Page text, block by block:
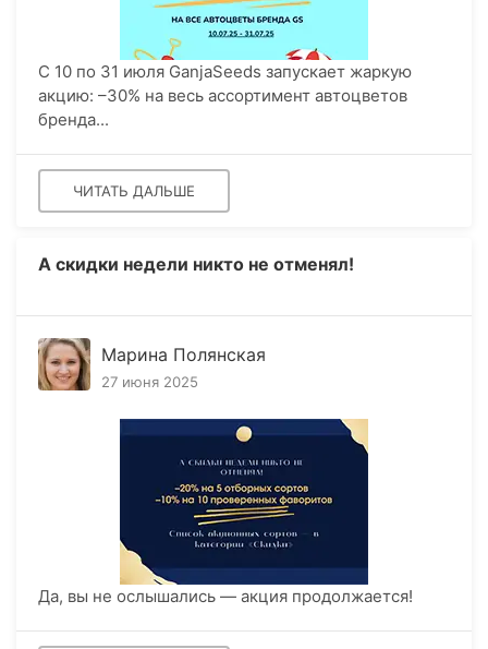
С 10 по 31 июля GanjaSeeds запускает жаркую
акцию: –30% на весь ассортимент автоцветов
бренда...
ЧИТАТЬ ДАЛЬШЕ
А скидки недели никто не отменял!
Марина Полянская
27 июня 2025
Да, вы не ослышались — акция продолжается!